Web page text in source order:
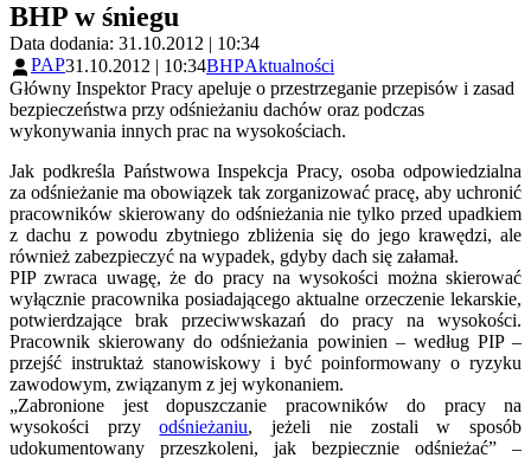
BHP w śniegu
Data dodania: 31.10.2012 | 10:34
PAP31.10.2012 | 10:34BHPAktualności
Główny Inspektor Pracy apeluje o przestrzeganie przepisów i zasad
bezpieczeństwa przy odśnieżaniu dachów oraz podczas
wykonywania innych prac na wysokościach.
Jak podkreśla Państwowa Inspekcja Pracy, osoba odpowiedzialna
za odśnieżanie ma obowiązek tak zorganizować pracę, aby uchronić
pracowników skierowany do odśnieżania nie tylko przed upadkiem
z dachu z powodu zbytniego zbliżenia się do jego krawędzi, ale
również zabezpieczyć na wypadek, gdyby dach się załamał.
PIP zwraca uwagę, że do pracy na wysokości można skierować
wyłącznie pracownika posiadającego aktualne orzeczenie lekarskie,
potwierdzające brak przeciwwskazań do pracy na wysokości.
Pracownik skierowany do odśnieżania powinien – według PIP –
przejść instruktaż stanowiskowy i być poinformowany o ryzyku
zawodowym, związanym z jej wykonaniem.
„Zabronione jest dopuszczanie pracowników do pracy na
wysokości przyodśnieżaniu, jeżeli nie zostali w sposób
udokumentowany przeszkoleni, jak bezpiecznie odśnieżać” –